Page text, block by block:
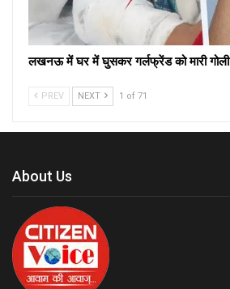
लखनऊ में घर में घुसकर गर्लफ्रेंड को मारी
PREV NEXT 1 of 71
About Us